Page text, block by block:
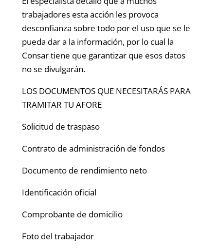
trabajadores esta acción les provoca
desconfianza sobre todo por el uso que se le
pueda dar a la información, por lo cual la
Consar tiene que garantizar que esos datos
no se divulgarán.
LOS DOCUMENTOS QUE NECESITARÁS PARA
TRAMITAR TU AFORE
Solicitud de traspaso
Contrato de administración de fondos
Documento de rendimiento neto
Identificación oficial
Comprobante de domicilio
Foto del trabajador